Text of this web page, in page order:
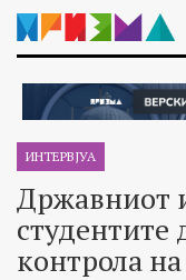
ИНТЕРВЈУА
Државниот
студентите
контрола